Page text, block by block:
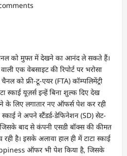
को मुफ्त में देखने का आनंद ले सकते हैं।
एक वेबसाइट की रिपोर्ट पर भरोसा
को फ्री-टू-एयर (FTA) कॉम्पलिमेंट्री
यूज़र्स इन्हें बिना शुल्क दिए देख
के लिए लगातार नए ऑफर्स पेश कर रही
ने अपने स्टैंडर्ड-डेफिनेशन (SD) सेट-
बाद से कंपनी एसडी बॉक्स की कीमत
है। इसके अलावा हाल ही में टाटा स्काई
ऑफर भी पेश किया है, जिसके